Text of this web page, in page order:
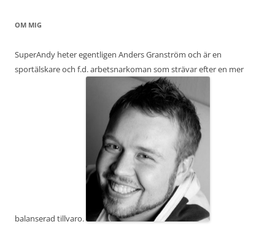
OM MIG
SuperAndy heter egentligen Anders Granström och är en
sportälskare och f.d. arbetsnarkoman som strävar efter en mer
balanserad tillvaro.